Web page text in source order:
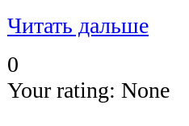
Читать дальше
0
Your rating: None